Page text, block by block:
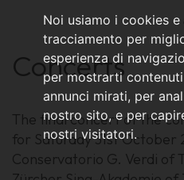
Noi usiamo i cookies
tracciamento per
esperienza di
per mostrarti
annunci mirati, per
nostro sito, e per
nostri visitatori.
Concerts
The final concert of the
for Saturday 31st
Conservatorio G. Verdi of